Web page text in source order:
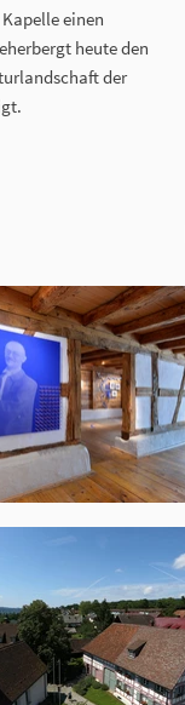
einen
heute den
der